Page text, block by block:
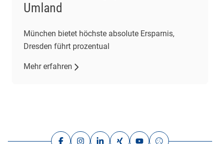
Umland
München bietet höchste absolute Ersparnis,
Dresden führt prozentual
Mehr erfahren